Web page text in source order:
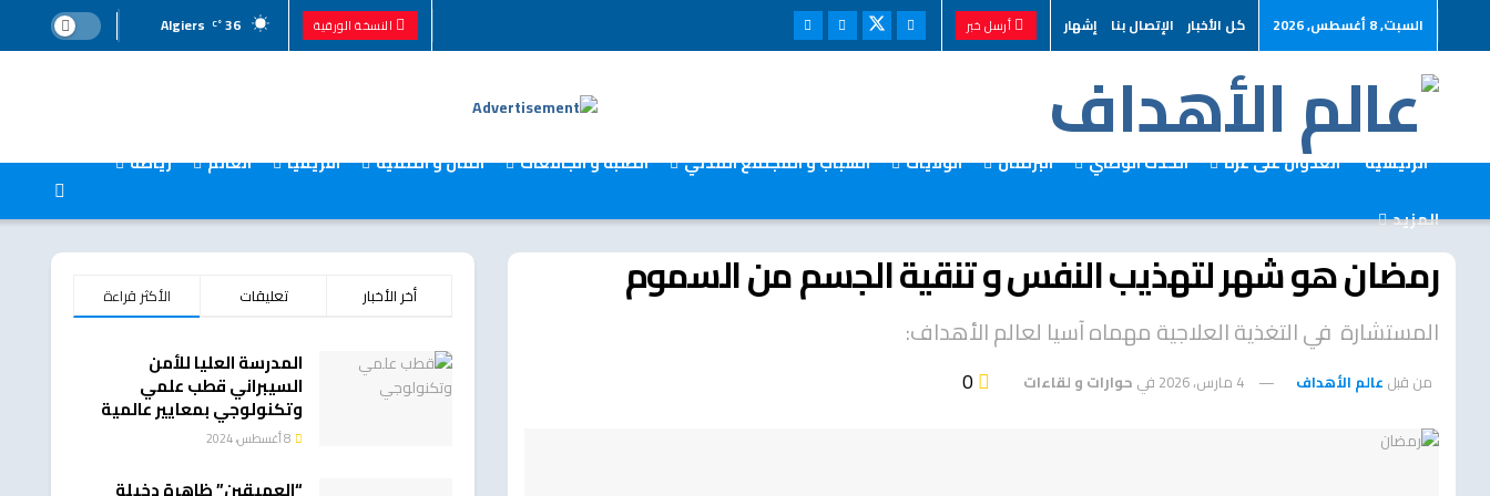
السبت, 8 أغسطس, 2026 كل الأخبار الإتصال بنا إشهار أرسل خبر النسخة الورقية 36
°C
Algiers
الرئيسية العدوان على غزة الحدث الوطني البرلمان الولايات الشباب و المجتمع المدني الطلبة و الجامعات المال و التنمية افريقيا العالم
رياضة
المزيد
رمضان هو شهر لتهذيب النفس و تنقية الجسم من السموم
المستشارة في التغذية العلاجية مهماه آسيا لعالم الأهداف:
من قبل عالم الأهداف 4 مارس، 2026 في حوارات و لقاءات
الأكثر قراءة تعليقات أخر الأخبار
المدرسة العليا للأمن
السيبراني قطب علمي
وتكنولوجي بمعايير عالمية